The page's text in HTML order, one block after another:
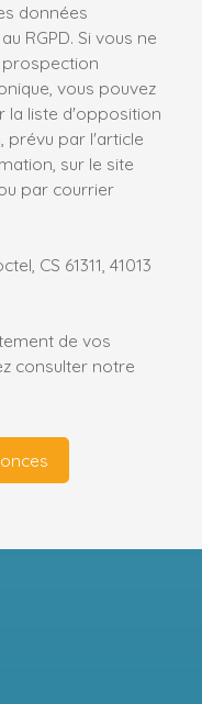
données
RGPD. Si vous ne
vous pouvez
la liste d'opposition
prévu par l'article
sur le site
par courrier
CS 61311, 41013
de vos
consulter notre